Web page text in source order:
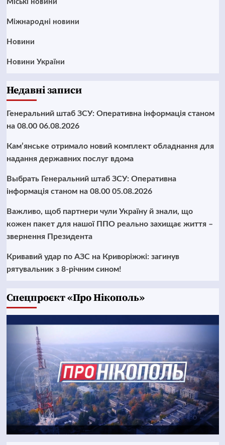
Mіські новини
Міжнародні новини
Новини
Новини України
Недавні записи
Генеральний штаб ЗСУ: Оперативна інформація станом
на 08.00 06.08.2026
Кам’янське отримало новий комплект обладнання для
надання державних послуг вдома
Выбрать Генеральний штаб ЗСУ: Оперативна
інформація станом на 08.00 05.08.2026
Важливо, щоб партнери чули Україну й знали, що
кожен пакет для нашої ППО реально захищає життя –
звернення Президента
Кривавий удар по АЗС на Криворіжжі: загинув
рятувальник з 8-річним сином!
Cпецпроєкт «Про Нікополь»